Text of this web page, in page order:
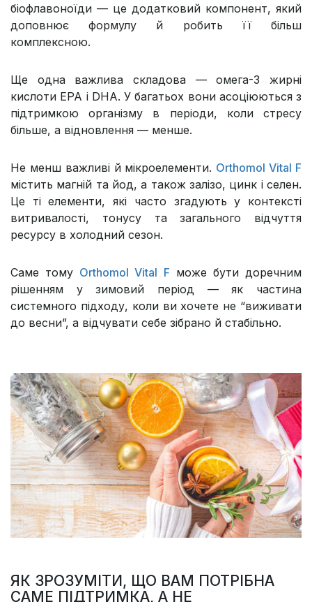
біофлавоноїди — це додатковий компонент, який
доповнює формулу й робить її більш
комплексною.
Ще одна важлива складова — омега-3 жирні
кислоти EPA і DHA. У багатьох вони асоціюються з
підтримкою організму в періоди, коли стресу
більше, а відновлення — менше.
Не менш важливі й мікроелементи. Orthomol Vital F
містить магній та йод, а також залізо, цинк і селен.
Це ті елементи, які часто згадують у контексті
витривалості, тонусу та загального відчуття
ресурсу в холодний сезон.
Саме тому Orthomol Vital F може бути доречним
рішенням у зимовий період — як частина
системного підходу, коли ви хочете не “виживати
до весни”, а відчувати себе зібрано й стабільно.
ЯК ЗРОЗУМІТИ, ЩО ВАМ ПОТРІБНА
САМЕ ПІДТРИМКА, А НЕ